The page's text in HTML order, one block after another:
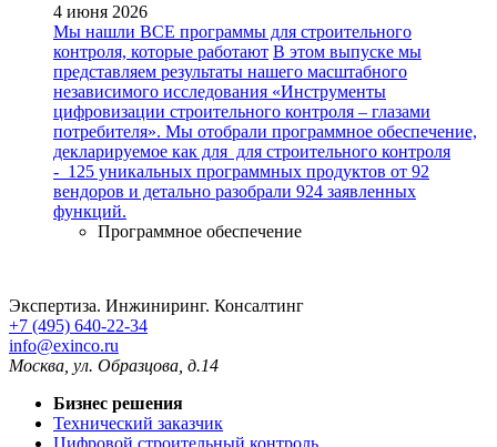
4 июня 2026
Мы нашли ВСЕ программы для строительного
контроля, которые работают В этом выпуске мы
представляем результаты нашего масштабного
независимого исследования «Инструменты
цифровизации строительного контроля – глазами
потребителя». Мы отобрали программное обеспечение,
декларируемое как для для строительного контроля
- 125 уникальных программных продуктов от 92
вендоров и детально разобрали 924 заявленных
функций.
Программное обеспечение
Экспертиза. Инжиниринг. Консалтинг
+7 (495) 640-22-34
info@exinco.ru
Москва ул. Образцова, д.14
Бизнес решения
Технический заказчик
Цифровой строительный контроль